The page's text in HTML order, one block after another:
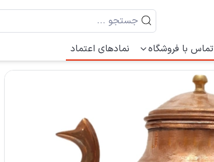
تماس با فروشگاه نمادهای اعتماد